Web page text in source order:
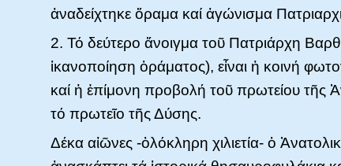
ἀναδείχτηκε ὅραμα καί ἀγώνισμα
2. Τό δεύτερο ἄνοιγμα τοῦ Πατριάρχη
ἱκανοποίηση ὁράματος), εἶναι ἡ κοινή
καί ἡ ἐπίμονη προβολή τοῦ πρωτείου τῆς
τό πρωτεῖο τῆς Δύσης.
Δέκα αἰῶνες -ὁλόκληρη χιλιετία- ὁ